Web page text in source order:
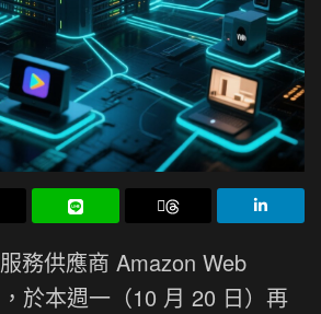
務供應商 Amazon Web
於本週一（10 月 20 日）再